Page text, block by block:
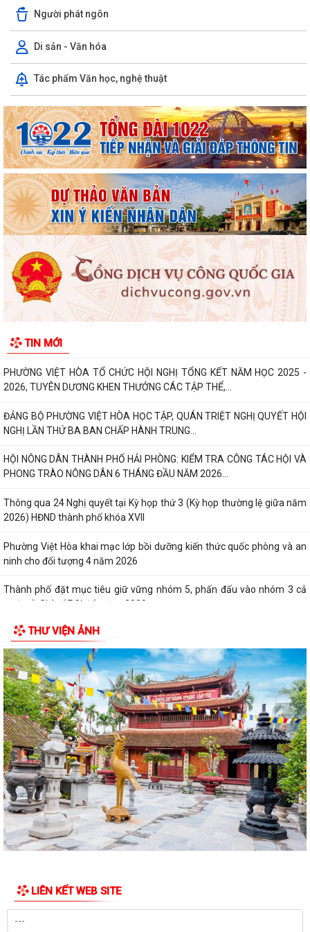
Người phát ngôn
Di sản - Văn hóa
Tác phẩm Văn học, nghệ thuật
TIN MỚI
UBND PHƯỜNG VIỆT HÒA TRIỂN KHAI TUYÊN TRUYỀN, NÂNG CAO KỸ
NĂNG SỬ DỤNG INTERNET, MẠNG XÃ HỘI AN...
làm việc tại Nhật Bản theo Chương...
Khai mạc Giải bóng đá Thiếu niên, Nhi đồng phường Việt Hòa năm
2026.
Phường Việt Hòa triển khai nhiệm vụ và tổ chức hiệp đồng bảo đảm
phục vụ công tác lấy mẫu hài cốt...
Chủ động ứng phó với mưa lớn, lũ, ngập lụt, lũ quét, sạt lở đất, lốc, sét,
mưa đá
UBND thành phố yêu cầu rà soát, chuẩn hóa thủ tục hành chính, chấm
dứt phát sinh "giấy phép con"
Phường Việt Hòa bế mạc Lớp bồi dưỡng kiến thức quốc phòng và an
ninh đối tượng 4 năm 2026.
Bản, Đợt II/2026.
PHƯỜNG VIỆT HÒA TỔ CHỨC HỘI NGHỊ TỔNG KẾT NĂM HỌC 2025 -
2026, TUYÊN DƯƠNG KHEN THƯỞNG CÁC TẬP THỂ,...
ĐẢNG BỘ PHƯỜNG VIỆT HÒA HỌC TẬP, QUÁN TRIỆT NGHỊ QUYẾT HỘI
NGHỊ LẦN THỨ BA BAN CHẤP HÀNH TRUNG...
HỘI NÔNG DÂN THÀNH PHỐ HẢI PHÒNG: KIỂM TRA CÔNG TÁC HỘI VÀ
PHONG TRÀO NÔNG DÂN 6 THÁNG ĐẦU NĂM 2026...
Thông qua 24 Nghị quyết tại Kỳ họp thứ 3 (Kỳ họp thường lệ giữa năm
2026) HĐND thành phố khóa XVII
Phường Việt Hòa khai mạc lớp bồi dưỡng kiến thức quốc phòng và an
ninh cho đối tượng 4 năm 2026
Thành phố đặt mục tiêu giữ vững nhóm 5, phấn đấu vào nhóm 3 cả
nước về Chỉ số PCI đến năm 2030
Bảo đảm thực hiện chính sách bảo hiểm y tế đối với học sinh, sinh viên
năm học 2026-2027
Công đoàn phường Việt Hòa tổ chức tập huấn kỹ năng thương lượng,
ký kết thỏa ước lao động tập thể
THƯ KHEN CỦA UBND PHƯỜNG GỬI CÁN BỘ, CHIẾN SĨ CÔNG AN
PHƯỜNG
KỶ NIỆM 79 NĂM NGÀY THƯƠNG BINH - LIỆT SĨ (27/7/1947 -
27/7/2026)
HỘI CỰU CHIẾN BINH PHỐI HỢP VỚI HỘI NẠN NHÂN DA CAM/DIOXIN
PHƯỜNG VIỆT HÒA THĂM, TẶNG QUÀ GIA ĐÌNH...
PHƯỜNG VIỆT HÒA THẮP NẾN TRI ÂN CÁC ANH HÙNG LIỆT SĨ NHÂN
Phường Việt Hòa tổ chức ra quân dọn dẹp vệ sinh môi trường, chỉnh
trang cảnh quan Nghĩa trang Liệt...
THƯ VIỆN ẢNH
LIÊN KẾT WEB SITE